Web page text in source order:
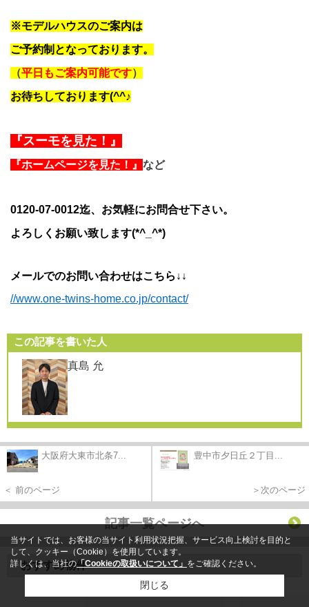
※モデルハウスのご案内は
ご予約制となっております。
（平日もご案内可能です）
お待ちしております(^^♪
『スーモを見た！』
『ホームページを見た！』 など
0120-07-0012迄、お気軽にお問合せ下さい。
よろしくお願い致します(*^_^*)
メールでのお問い合わせはこちら↓↓
//www.one-twins-home.co.jp/contact/
この記事を書いた人
真島 允
大阪府大東市北条7...
＜ 前のページ
豊中市夕日丘２丁目...
＞次のページ
記事一覧ページへ
おすすめ物件
当サイトでは、お客様の当サイト利用状況把握、サービス向上検討を目的と
して、クッキー（Cookie）を使用しています。
詳しくは、当社の「Cookieの取扱いについて」 をご確認ください。
閉じる